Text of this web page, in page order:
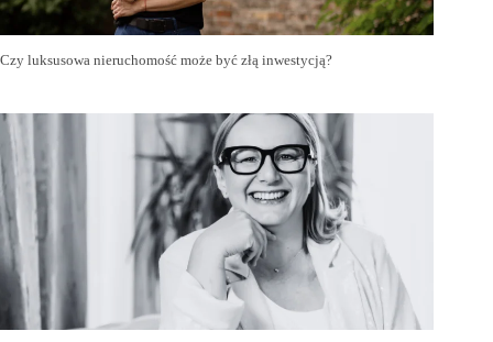
Czy luksusowa nieruchomość może być złą inwestycją?